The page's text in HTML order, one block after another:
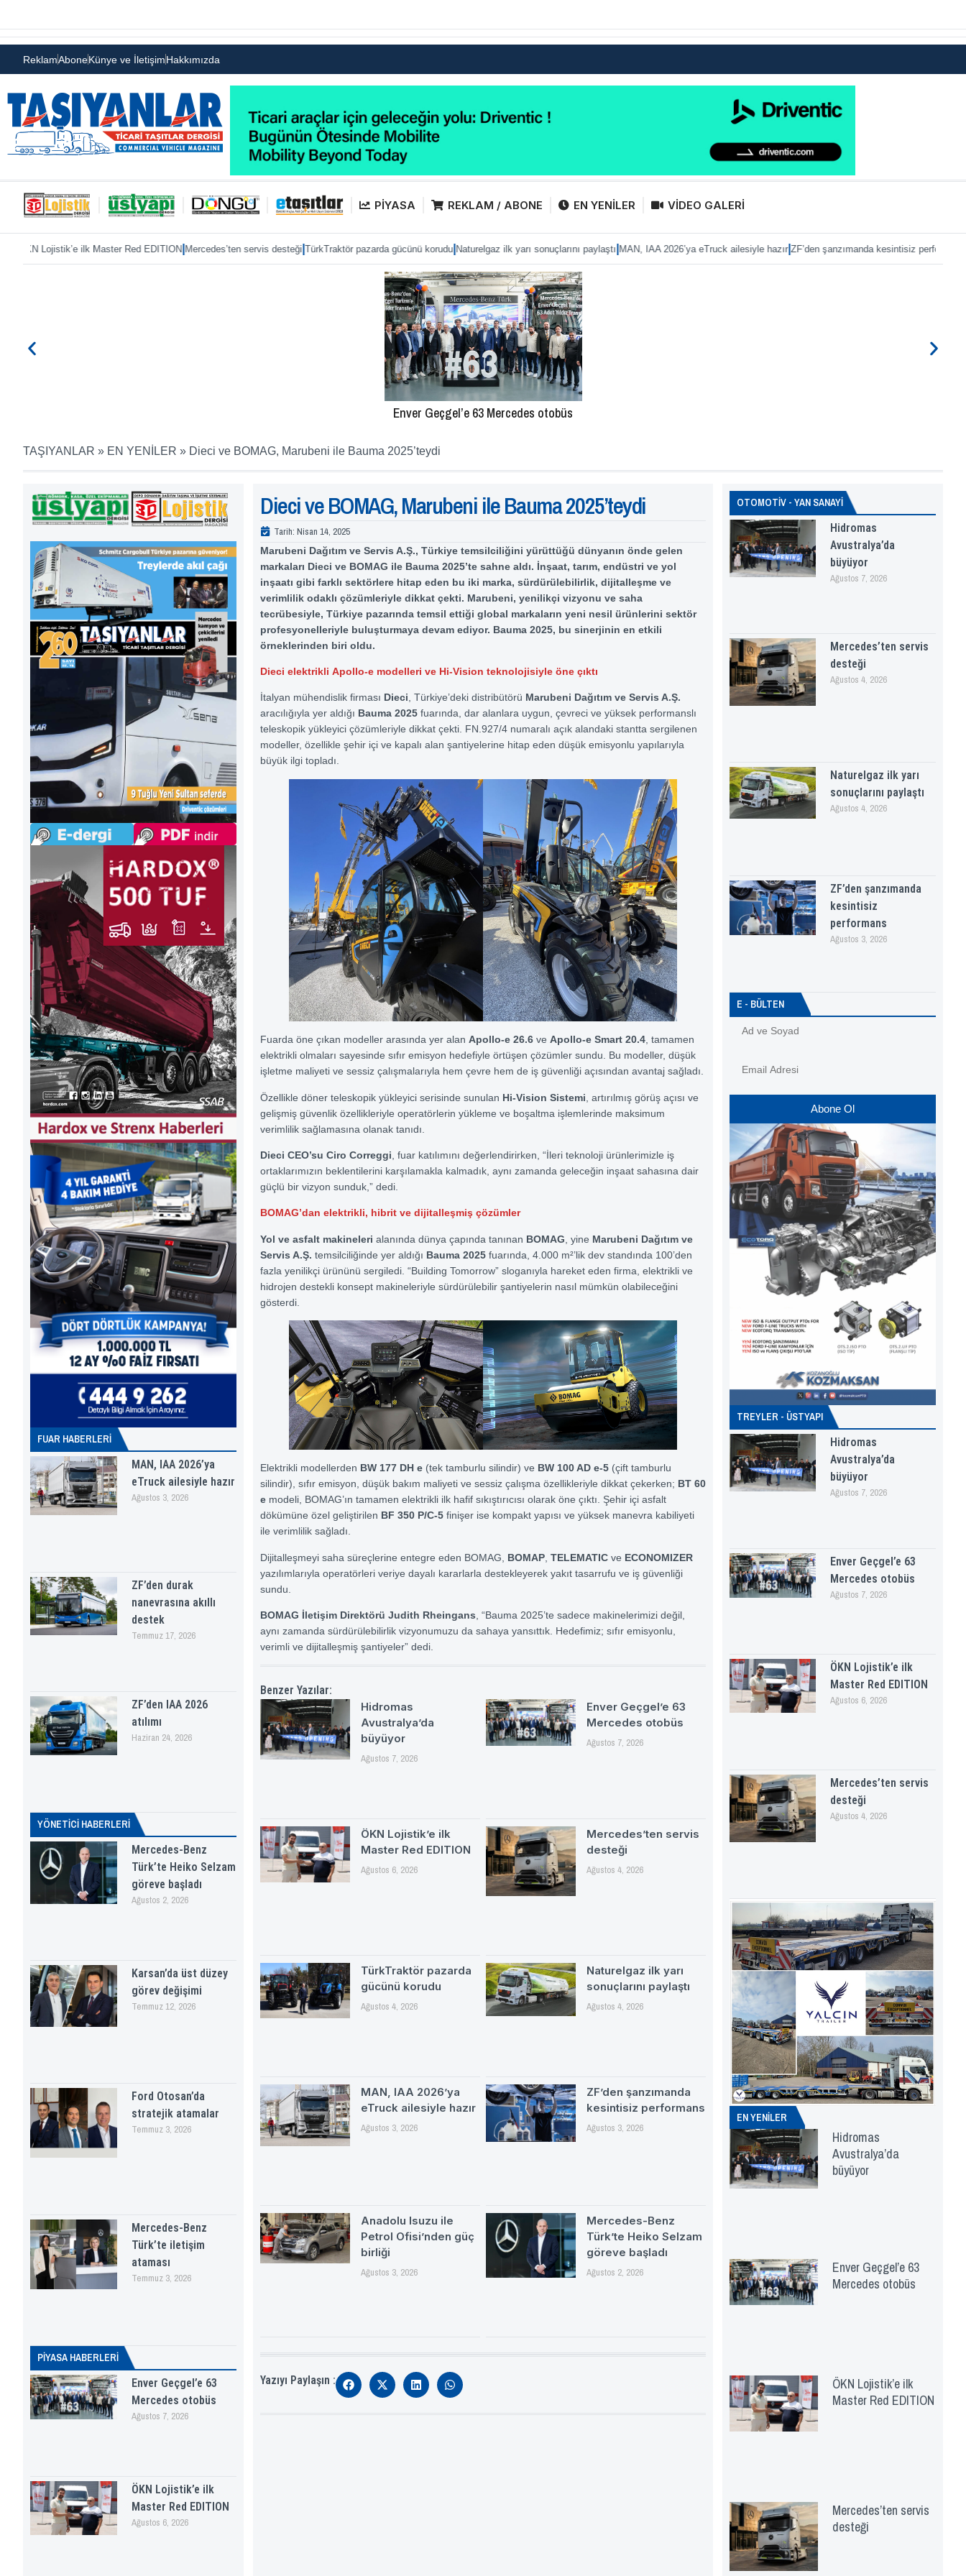
ReklamAboneKünye ve İletişimHakkımızda
PİYASA REKLAM / ABONE EN YENİLER VİDEO GALERİ
ilk Master Red EDITION |Mercedes’ten servis desteği|TürkTraktör pazarda gücünü korudu|Naturelgaz ilk yarı sonuçlarını paylaştı|MAN, IAA 2026’ya eTruck ailesiyle hazır|ZF’den şanzımanda kesintisiz performans|Anadolu
Enver Geçgel’e 63 Mercedes otobüs
TAŞIYANLAR » EN YENİLER » Dieci ve BOMAG, Marubeni ile Bauma 2025’teydi
FUAR HABERLERI
MAN, IAA 2026’ya
eTruck ailesiyle hazır
Ağustos 3, 2026
ZF’den durak
nanevrasına akıllı
destek
Temmuz 17, 2026
ZF’den IAA 2026
atılımı
Haziran 24, 2026
YÖNETICI HABERLERI
Mercedes-Benz
Türk’te Heiko Selzam
göreve başladı
Ağustos 2, 2026
Karsan’da üst düzey
görev değişimi
Temmuz 12, 2026
Ford Otosan’da
stratejik atamalar
Temmuz 3, 2026
Mercedes-Benz
Türk’te iletişim
ataması
Temmuz 3, 2026
PİYASA HABERLERI
Enver Geçgel’e 63
Mercedes otobüs
Ağustos 7, 2026
ÖKN Lojistik’e ilk
Master Red EDITION
Ağustos 6, 2026
Dieci ve BOMAG, Marubeni ile Bauma 2025’teydi
Tarih: Nisan 14, 2025
Marubeni Dağıtım ve Servis A.Ş., Türkiye temsilciliğini yürüttüğü dünyanın önde gelen
markaları Dieci ve BOMAG ile Bauma 2025’te sahne aldı. İnşaat, tarım, endüstri ve yol
inşaatı gibi farklı sektörlere hitap eden bu iki marka, sürdürülebilirlik, dijitalleşme ve
verimlilik odaklı çözümleriyle dikkat çekti. Marubeni, yenilikçi vizyonu ve saha
tecrübesiyle, Türkiye pazarında temsil ettiği global markaların yeni nesil ürünlerini sektör
profesyonelleriyle buluşturmaya devam ediyor. Bauma 2025, bu sinerjinin en etkili
örneklerinden biri oldu.
Dieci elektrikli Apollo-e modelleri ve Hi-Vision teknolojisiyle öne çıktı
İtalyan mühendislik firması Dieci, Türkiye’deki distribütörü Marubeni Dağıtım ve Servis A.Ş.
aracılığıyla yer aldığı Bauma 2025 fuarında, dar alanlara uygun, çevreci ve yüksek performanslı
teleskopik yükleyici çözümleriyle dikkat çekti. FN.927/4 numaralı açık alandaki stantta sergilenen
modeller, özellikle şehir içi ve kapalı alan şantiyelerine hitap eden düşük emisyonlu yapılarıyla
büyük ilgi topladı.
Fuarda öne çıkan modeller arasında yer alan Apollo-e 26.6 ve Apollo-e Smart 20.4, tamamen
elektrikli olmaları sayesinde sıfır emisyon hedefiyle örtüşen çözümler sundu. Bu modeller, düşük
işletme maliyeti ve sessiz çalışmalarıyla hem çevre hem de iş güvenliği açısından avantaj sağladı.
Özellikle döner teleskopik yükleyici serisinde sunulan Hi-Vision Sistemi , artırılmış görüş açısı ve
gelişmiş güvenlik özellikleriyle operatörlerin yükleme ve boşaltma işlemlerinde maksimum
verimlilik sağlamasına olanak tanıdı.
Dieci CEO’su Ciro Correggi , fuar katılımını değerlendirirken, “İleri teknoloji ürünlerimizle iş
ortaklarımızın beklentilerini karşılamakla kalmadık, aynı zamanda geleceğin inşaat sahasına dair
güçlü bir vizyon sunduk,” dedi.
BOMAG’dan elektrikli, hibrit ve dijitalleşmiş çözümler
Yol ve asfalt makineleri alanında dünya çapında tanınan BOMAG , yine Marubeni Dağıtım ve
Servis A.Ş. temsilciliğinde yer aldığı Bauma 2025 fuarında, 4.000 m²’lik dev standında 100’den
fazla yenilikçi ürününü sergiledi. “Building Tomorrow” sloganıyla hareket eden firma, elektrikli ve
hidrojen destekli konsept makineleriyle sürdürülebilir şantiyelerin nasıl mümkün olabileceğini
gösterdi.
Elektrikli modellerden BW 177 DH e (tek tamburlu silindir) ve BW 100 AD e-5 (çift tamburlu
silindir), sıfır emisyon, düşük bakım maliyeti ve sessiz çalışma özellikleriyle dikkat çekerken; BT 60
e modeli, BOMAG’ın tamamen elektrikli ilk hafif sıkıştırıcısı olarak öne çıktı. Şehir içi asfalt
dökümüne özel geliştirilen BF 350 P/C-5 finişer ise kompakt yapısı ve yüksek manevra kabiliyeti
ile verimlilik sağladı.
Dijitalleşmeyi saha süreçlerine entegre eden BOMAG, BOMAP TELEMATIC ve ECONOMIZER
yazılımlarıyla operatörleri veriye dayalı kararlarla destekleyerek yakıt tasarrufu ve iş güvenliği
sundu.
BOMAG İletişim Direktörü Judith Rheingans , “Bauma 2025’te sadece makinelerimizi değil,
aynı zamanda sürdürülebilirlik vizyonumuzu da sahaya yansıttık. Hedefimiz; sıfır emisyonlu,
verimli ve dijitalleşmiş şantiyeler” dedi.
Benzer Yazılar:
Hidromas
Avustralya’da
büyüyor
Ağustos 7, 2026
Enver Geçgel’e 63
Mercedes otobüs
Ağustos 7, 2026
ÖKN Lojistik’e ilk
Master Red EDITION
Ağustos 6, 2026
Mercedes’ten servis
desteği
Ağustos 4, 2026
TürkTraktör pazarda
gücünü korudu
Ağustos 4, 2026
Naturelgaz ilk yarı
sonuçlarını paylaştı
Ağustos 4, 2026
MAN, IAA 2026’ya
eTruck ailesiyle hazır
Ağustos 3, 2026
ZF’den şanzımanda
kesintisiz performans
Ağustos 3, 2026
Anadolu Isuzu ile
Petrol Ofisi’nden güç
birliği
Ağustos 3, 2026
Mercedes-Benz
Türk’te Heiko Selzam
göreve başladı
Ağustos 2, 2026
Yazıyı Paylaşın :
OTOMOTİV - YAN SANAYİ
Hidromas
Avustralya’da
büyüyor
Ağustos 7, 2026
Mercedes’ten servis
desteği
Ağustos 4, 2026
Naturelgaz ilk yarı
sonuçlarını paylaştı
Ağustos 4, 2026
ZF’den şanzımanda
kesintisiz
performans
Ağustos 3, 2026
E - BÜLTEN
Abone Ol
TREYLER - ÜSTYAPI
Hidromas
Avustralya’da
büyüyor
Ağustos 7, 2026
Enver Geçgel’e 63
Mercedes otobüs
Ağustos 7, 2026
ÖKN Lojistik’e ilk
Master Red EDITION
Ağustos 6, 2026
Mercedes’ten servis
desteği
Ağustos 4, 2026
EN YENİLER
Hidromas
Avustralya’da
büyüyor
Enver Geçgel’e 63
Mercedes otobüs
ÖKN Lojistik’e ilk
Master Red EDITION
Mercedes’ten servis
desteği